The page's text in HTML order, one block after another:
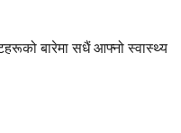
बारेमा सधैं आफ्नो स्वास्थ्य